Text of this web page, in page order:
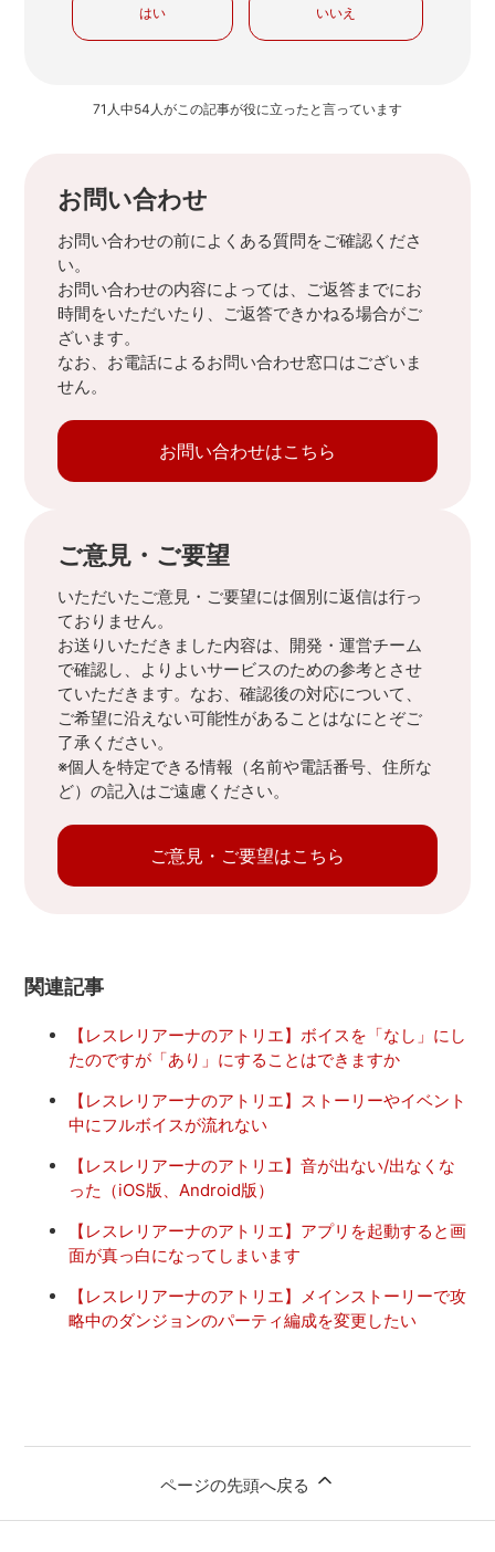
はい いいえ
71人中54人がこの記事が役に立ったと言っています
お問い合わせ
お問い合わせの前によくある質問をご確認くださ
い。
お問い合わせの内容によっては、ご返答までにお
時間をいただいたり、ご返答できかねる場合がご
ざいます。
なお、お電話によるお問い合わせ窓口はございま
せん。
お問い合わせはこちら
ご意見・ご要望
いただいたご意見・ご要望には個別に返信は行っ
ておりません。
お送りいただきました内容は、開発・運営チーム
で確認し、よりよいサービスのための参考とさせ
ていただきます。なお、確認後の対応について、
ご希望に沿えない可能性があることはなにとぞご
了承ください。
※個人を特定できる情報（名前や電話番号、住所な
ど）の記入はご遠慮ください。
ご意見・ご要望はこちら
関連記事
【レスレリアーナのアトリエ】ボイスを「なし」にし
たのですが「あり」にすることはできますか
【レスレリアーナのアトリエ】ストーリーやイベント
中にフルボイスが流れない
【レスレリアーナのアトリエ】音が出ない/出なくな
った（iOS版、Android版）
【レスレリアーナのアトリエ】アプリを起動すると画
面が真っ白になってしまいます
【レスレリアーナのアトリエ】メインストーリーで攻
略中のダンジョンのパーティ編成を変更したい
ページの先頭へ戻る